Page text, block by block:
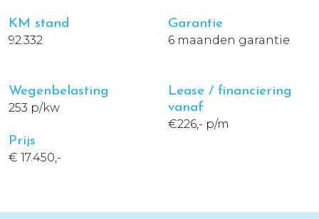
KM stand
92.332
Garantie
6 maanden garantie
Wegenbelasting
253 p/kw
Lease / financiering
vanaf
€226,- p/m
Prijs
€ 17.450,-